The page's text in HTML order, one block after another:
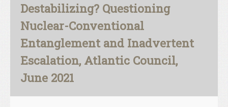
Destabilizing? Questioning
Nuclear-Conventional
Entanglement and Inadvertent
Escalation, Atlantic Council,
June 2021